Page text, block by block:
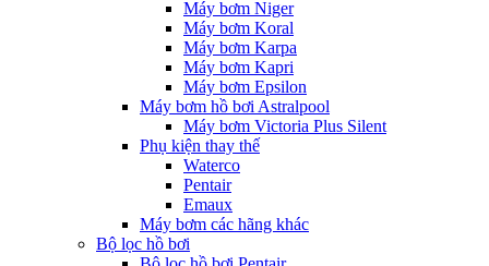
Máy bơm Niger
Máy bơm Koral
Máy bơm Karpa
Máy bơm Kapri
Máy bơm Epsilon
Máy bơm hồ bơi Astralpool
Máy bơm Victoria Plus Silent
Phụ kiện thay thế
Waterco
Pentair
Emaux
Máy bơm các hãng khác
Bộ lọc hồ bơi